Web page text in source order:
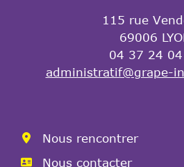
115 rue
69006
04 37 24
administratif@grape-
Nous rencontrer
Nous contacter